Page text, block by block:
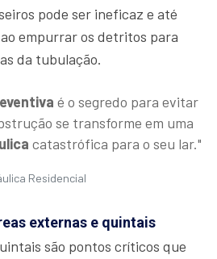
pode ser ineficaz e até
empurrar os detritos para
da tubulação.
é o segredo para evitar
se transforme em uma
catastrófica para o seu lar."
Residencial
externas e quintais
são pontos críticos que